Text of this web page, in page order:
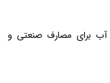
آب برای مصارف صنعتی و